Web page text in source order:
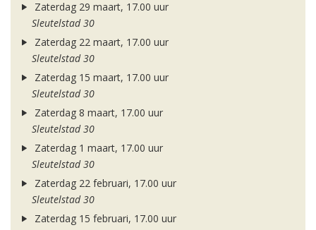
Zaterdag 29 maart, 17.00 uur
Sleutelstad 30
Zaterdag 22 maart, 17.00 uur
Sleutelstad 30
Zaterdag 15 maart, 17.00 uur
Sleutelstad 30
Zaterdag 8 maart, 17.00 uur
Sleutelstad 30
Zaterdag 1 maart, 17.00 uur
Sleutelstad 30
Zaterdag 22 februari, 17.00 uur
Sleutelstad 30
Zaterdag 15 februari, 17.00 uur